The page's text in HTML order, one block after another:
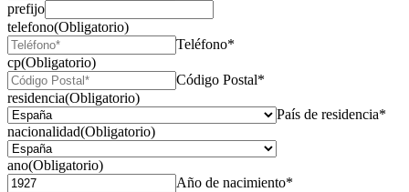
prefijo
telefono(Obligatorio)
Teléfono*
cp(Obligatorio)
Código Postal*
residencia(Obligatorio)
País de residencia*
nacionalidad(Obligatorio)
ano(Obligatorio)
Año de nacimiento*